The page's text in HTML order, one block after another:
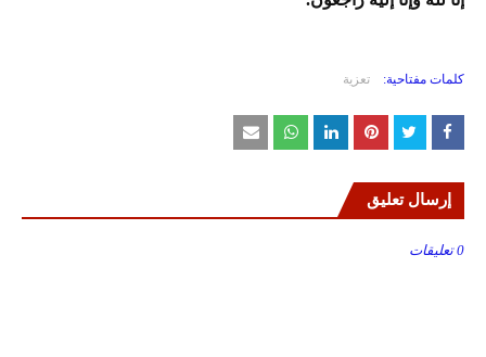
كلمات مفتاحية: تعزية
إرسال تعليق
0 تعليقات